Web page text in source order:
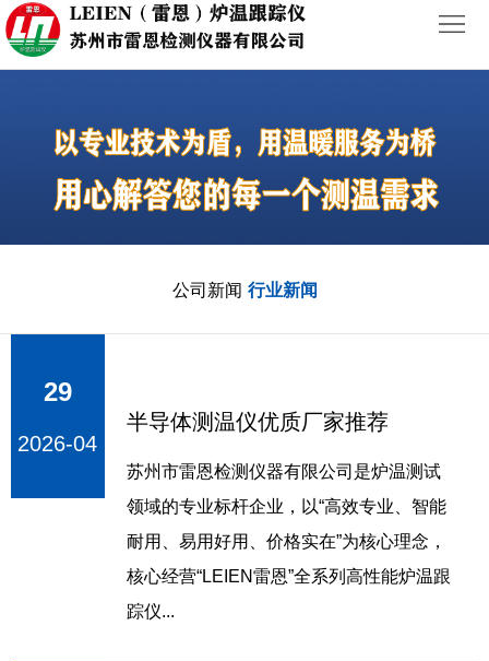
我
品
新
公司新闻 行业新闻
29
2026-04
半导体测温仪优质厂家推荐
苏州市雷恩检测仪器有限公司是炉温测试
领域的专业标杆企业，以“高效专业、智能
耐用、易用好用、价格实在”为核心理念，
核心经营“LEIEN雷恩”全系列高性能炉温跟
踪仪...